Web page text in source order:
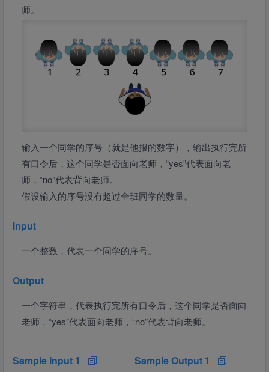
师。
输入一个同学的序号（就是他报的数字），输出执行完所
有口令后，这个同学是否面向老师，“yes”代表面向老
师，“no”代表背向老师。
假设输入的序号没有超过全班同学的数量。
Input
一个整数，代表一个同学的序号。
Output
一个字符串，代表执行完所有口令后，这个同学是否面向
老师，“yes”代表面向老师，“no”代表背向老师。
Sample Input 1 Sample Output 1